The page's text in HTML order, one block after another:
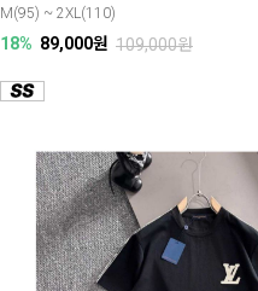
M(95) ~ 2XL(110)
18% 89,000원 109,000원